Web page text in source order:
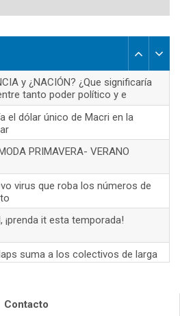
y ¿NACIÓN? ¿Que significaría
tanto poder político y e
el dólar único de Macri en la
PRIMAVERA- VERANO
virus que roba los números de
¡prenda it esta temporada!
suma a los colectivos de larga
Contacto